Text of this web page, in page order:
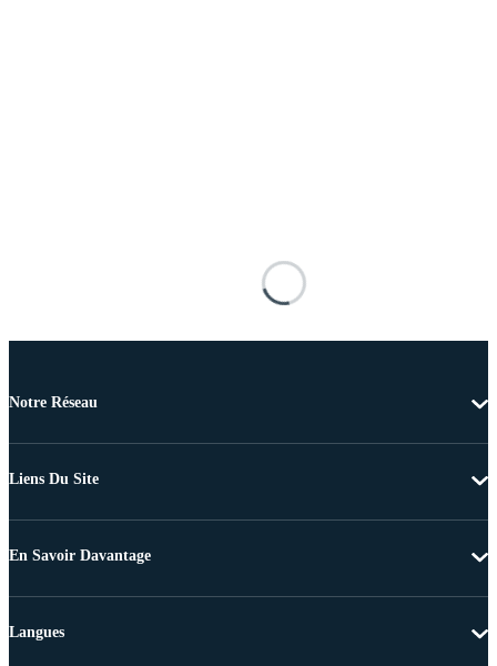
Notre Réseau
Liens Du Site
En Savoir Davantage
Langues